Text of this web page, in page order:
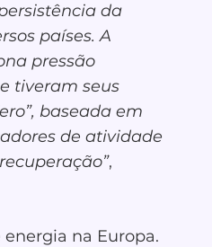
da
países. A
pressão
tiveram seus
baseada em
de atividade
,
na Europa.